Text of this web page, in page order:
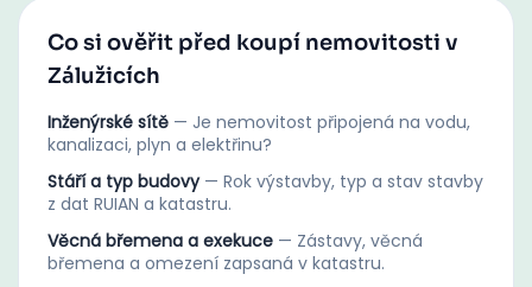
Co si ověřit před koupí nemovitosti v
Zálužicích
Inženýrské sítě — Je nemovitost připojená na vodu,
kanalizaci, plyn a elektřinu?
Stáří a typ budovy — Rok výstavby, typ a stav stavby
z dat RUIAN a katastru.
Věcná břemena a exekuce — Zástavy, věcná
břemena a omezení zapsaná v katastru.